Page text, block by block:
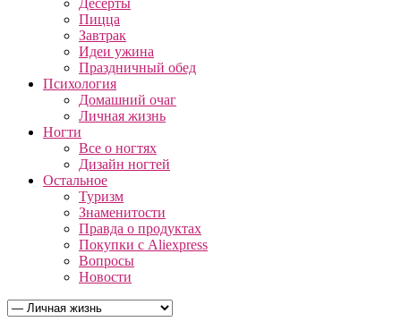
Десерты
Пицца
Завтрак
Идеи ужина
Праздничный обед
Психология
Домашний очаг
Личная жизнь
Ногти
Все о ногтях
Дизайн ногтей
Остальное
Туризм
Знаменитости
Правда о продуктах
Покупки с Aliexpress
Вопросы
Новости